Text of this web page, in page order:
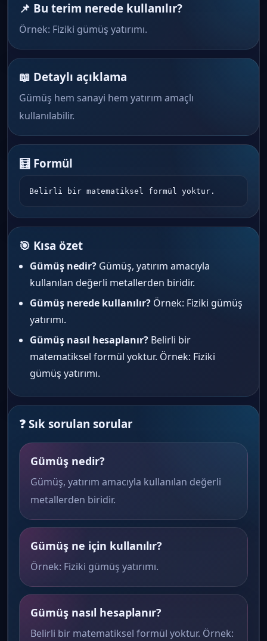
📌 Bu terim nerede kullanılır?
Örnek: Fiziki gümüş yatırımı.
📖 Detaylı açıklama
Gümüş hem sanayi hem yatırım amaçlı
kullanılabilir.
🧮 Formül
Belirli bir matematiksel formül yoktur.
🎯 Kısa özet
Gümüş nedir? Gümüş, yatırım amacıyla
kullanılan değerli metallerden biridir.
Gümüş nerede kullanılır? Örnek: Fiziki gümüş
yatırımı.
Gümüş nasıl hesaplanır? Belirli bir
matematiksel formül yoktur. Örnek: Fiziki
gümüş yatırımı.
❓ Sık sorulan sorular
Gümüş nedir?
Gümüş, yatırım amacıyla kullanılan değerli
metallerden biridir.
Gümüş ne için kullanılır?
Örnek: Fiziki gümüş yatırımı.
Gümüş nasıl hesaplanır?
Belirli bir matematiksel formül yoktur. Örnek: